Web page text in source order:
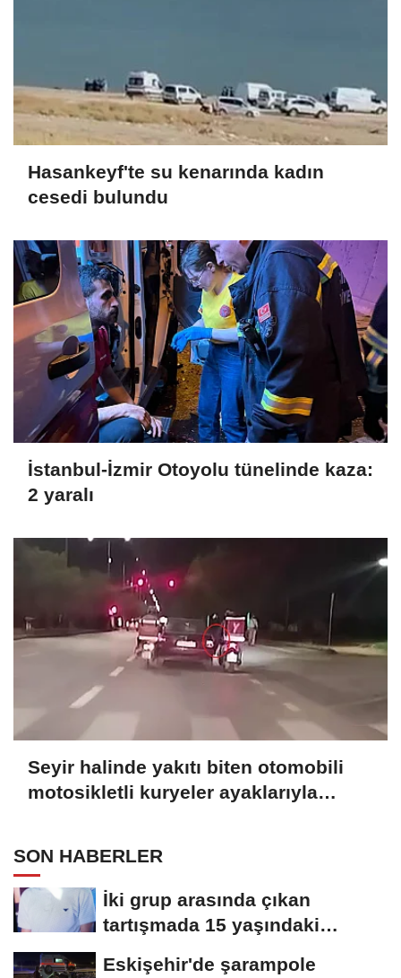
Hasankeyf'te su kenarında kadın
cesedi bulundu
İstanbul-İzmir Otoyolu tünelinde kaza:
2 yaralı
Seyir halinde yakıtı biten otomobili
motosikletli kuryeler ayaklarıyla
SON HABERLER
İki grup arasında çıkan
tartışmada 15 yaşındaki
Eskişehir'de şarampole